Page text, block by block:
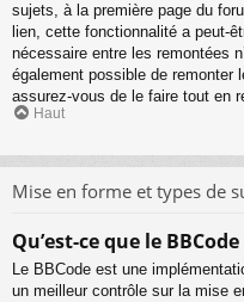
sujets, à la première page du
lien, cette fonctionnalité a peut-
nécessaire entre les remontées
également possible de remonter
assurez-vous de le faire tout en
Haut
Mise en forme et types de
Qu’est-ce que le BBCode
Le BBCode est une
un meilleur contrôle sur la mise